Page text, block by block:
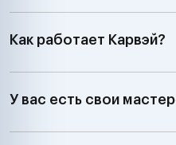
Как работает Карвэй?
У вас есть свои